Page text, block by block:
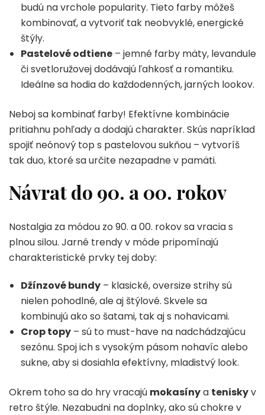
budú na vrchole popularity. Tieto farby môžeš
kombinovať, a vytvoriť tak neobvyklé, energické
štýly.
Pastelové odtiene – jemné farby mäty, levandule
či svetloružovej dodávajú ľahkosť a romantiku.
Ideálne sa hodia do každodenných, jarných lookov.
Neboj sa kombinať farby! Efektívne kombinácie
pritiahnu pohľady a dodajú charakter. Skús napríklad
spojiť neónový top s pastelovou sukňou – vytvoríš
tak duo, ktoré sa určite nezapadne v pamäti.
Návrat do 90. a 00. rokov
Nostalgia za módou zo 90. a 00. rokov sa vracia s
plnou silou. Jarné trendy v móde pripomínajú
charakteristické prvky tej doby:
Džínzové bundy – klasické, oversize strihy sú
nielen pohodlné, ale aj štýlové. Skvele sa
kombinujú ako so šatami, tak aj s nohavicami.
Crop topy – sú to must-have na nadchádzajúcu
sezónu. Spoj ich s vysokým pásom nohavíc alebo
sukne, aby si dosiahla efektívny, mladistvý look.
Okrem toho sa do hry vracajú mokasínya teniskyv
retro štýle. Nezabudni na doplnky, ako sú chokre v